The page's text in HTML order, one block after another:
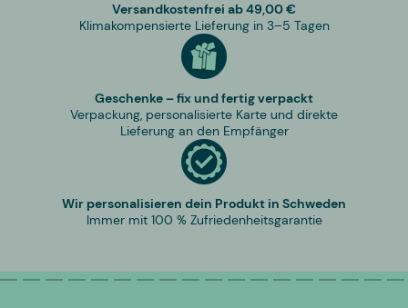
Versandkostenfrei ab 49,00 €
Klimakompensierte Lieferung in 3–5 Tagen
Geschenke – fix und fertig verpackt
Verpackung, personalisierte Karte und direkte
Lieferung an den Empfänger
Wir personalisieren dein Produkt in Schweden
Immer mit 100 % Zufriedenheitsgarantie